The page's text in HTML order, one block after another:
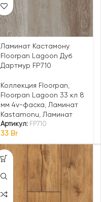
Ламинат Кастамону
Floorpan Lagoon Дуб
Дартмур FP710
Коллекция Floorpan,
Floorpan Lagoon 33 кл 8
мм 4v-фаска, Ламинат
Kastamonu, Ламинат
Артикул: FP710
33 Br